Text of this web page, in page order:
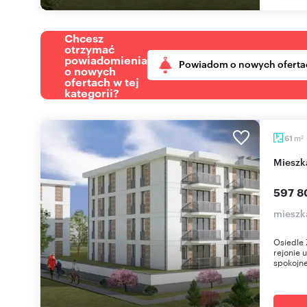
Chcesz
otrzymać
powiadomienia
o nowych
ofertach w tej
kategorii?
Powiadom o nowych
61 m2
597
Osiedle
rejonie